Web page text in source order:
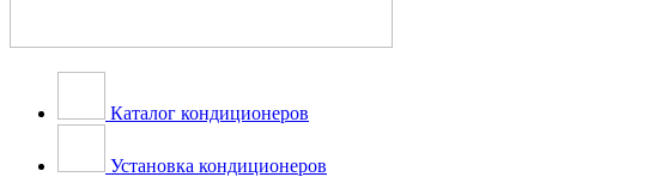
Каталог кондиционеров
Установка кондиционеров